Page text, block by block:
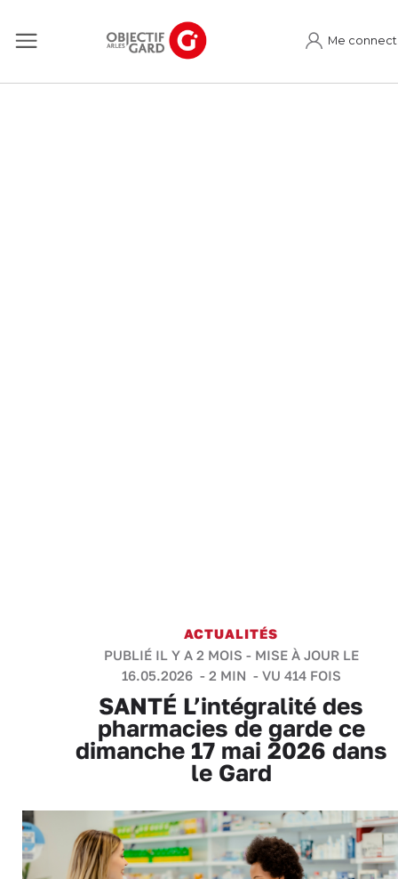
Me
ACTUALITÉS
PUBLIÉ IL Y A 2 MOIS - MISE À JOUR LE
16.05.2026 - 2 MIN - VU 414 FOIS
SANTÉ L’intégralité des
pharmacies de garde ce
dimanche 17 mai 2026 dans
le Gard